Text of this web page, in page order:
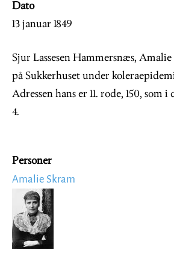
Dato
13 januar 1849
Sjur Lassesen Hammersnæs,
på Sukkerhuset under
Adressen hans er 11. rode, 150, som
4.
Personer
Amalie Skram
Image